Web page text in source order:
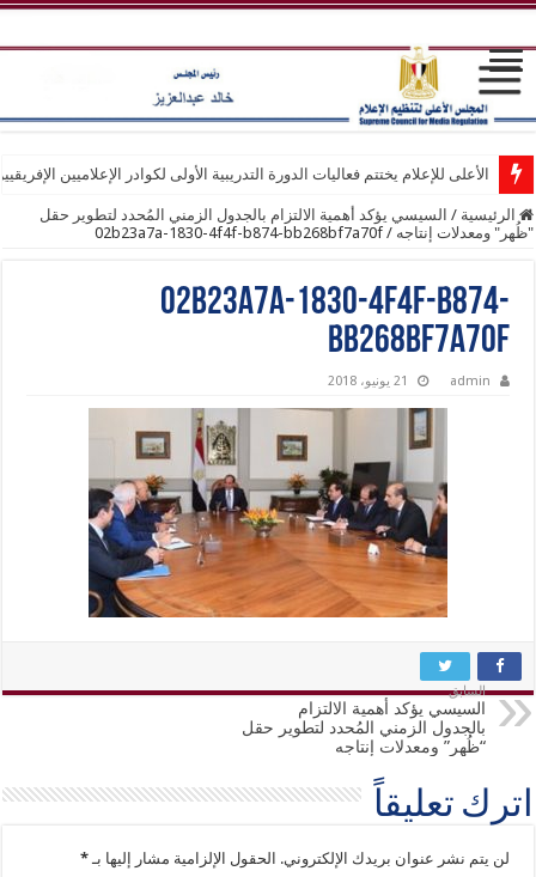
الأعلى للإعلام يختتم فعاليات الدورة التدريبية الأولى لكوادر الإعلاميين
الرئيسية / السيسي يؤكد أهمية الالتزام بالجدول الزمني المُحدد لتطوير حقل
"ظُهر" ومعدلات إنتاجه /
02b23a7a-1830-4f4f-b874-bb268bf7a70f
02b23a7a-1830-4f4f-b874-
bb268bf7a70f
admin 21 يونيو، 2018
السابق
السيسي يؤكد أهمية الالتزام
بالجدول الزمني المُحدد لتطوير حقل
“ظُهر” ومعدلات إنتاجه
اترك تعليقاً
لن يتم نشر عنوان بريدك الإلكتروني. الحقول الإلزامية مشار إليها بـ*